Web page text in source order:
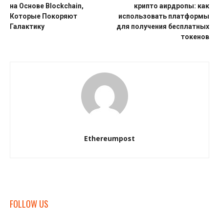
на Основе Blockchain,
Которые Покоряют
Галактику
крипто аирдропы: как
использовать платформы
для получения бесплатных
токенов
Ethereumpost
FOLLOW US